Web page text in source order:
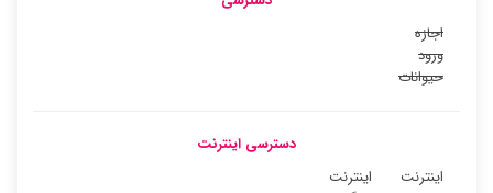
اجازه
ورود
حیوانات
دسترسی اینترنت
اینترنت
اینترنت